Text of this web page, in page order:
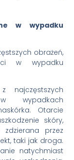
w wypadku
obrażeń,
w wypadku
najczęstszych
wypadkach
Otarcie
skóry,
przez
taki jak droga.
natychmiast